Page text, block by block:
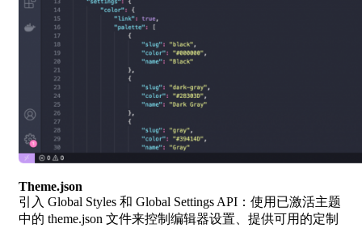
Theme.json
引入 Global Styles 和 Global Settings API：使用已激活主题
中的 theme.json 文件来控制编辑器设置、提供可用的定制